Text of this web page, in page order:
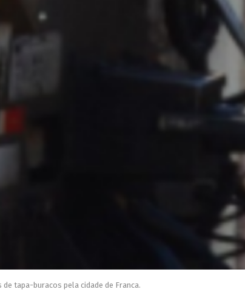
tapa-buracos pela cidade de Franca.